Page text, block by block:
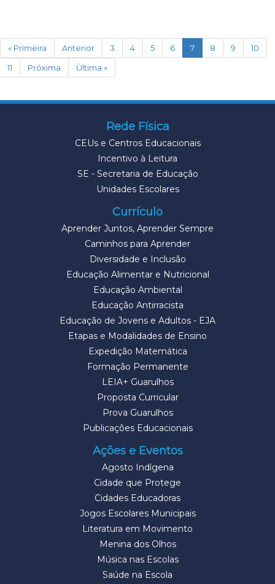
« Primeira Anterior 3 4 5 6 7(current)
8 9
10
11
Próxima Última »
Rede Física
CEUs e Centros Educacionais
Incentivo à Leitura
SE - Secretaria de Educação
Unidades Escolares
Currículo
Aprender Juntos, Aprender Sempre
Caminhos para Aprender
Diversidade e Inclusão
Educação Alimentar e Nutricional
Educação Ambiental
Educação Antirracista
Educação de Jovens e Adultos - EJA
Etapas e Modalidades de Ensino
Expedição Matemática
Formação Permanente
LEIA+ Guarulhos
Proposta Curricular
Prova Guarulhos
Publicações Educacionais
Ações e Eventos
Agosto Indígena
Cidade que Protege
Cidades Educadoras
Jogos Escolares Municipais
Literatura em Movimento
Menina dos Olhos
Música nas Escolas
Saúde na Escola